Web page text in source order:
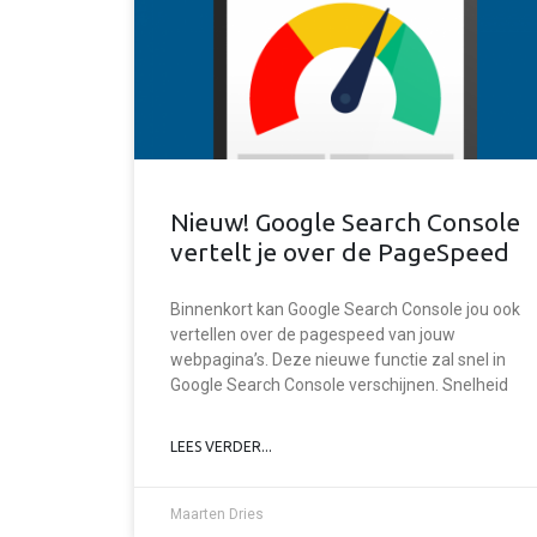
Nieuw! Google Search Console
vertelt je over de PageSpeed
Binnenkort kan Google Search Console jou ook
vertellen over de pagespeed van jouw
webpagina’s. Deze nieuwe functie zal snel in
Google Search Console verschijnen. Snelheid
LEES VERDER...
Maarten Dries